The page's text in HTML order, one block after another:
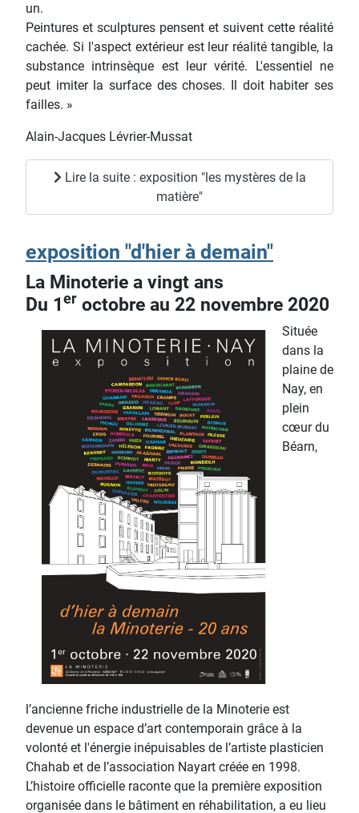
un.
Peintures et sculptures pensent et suivent cette réalité
cachée. Si l'aspect extérieur est leur réalité tangible, la
substance intrinsèque est leur vérité. L'essentiel ne
peut imiter la surface des choses. Il doit habiter ses
failles. »
Alain-Jacques Lévrier-Mussat
Lire la suite : exposition "les mystères de la
matière"
exposition "d'hier à demain"
La Minoterie a vingt ans
Du 1 er octobre au 22 novembre 2020
Située
dans la
plaine de
Nay, en
plein
cœur du
Béarn,
l’ancienne friche industrielle de la Minoterie est
devenue un espace d’art contemporain grâce à la
volonté et l'énergie inépuisables de l’artiste plasticien
Chahab et de l’association Nayart créée en 1998.
L’histoire officielle raconte que la première exposition
organisée dans le bâtiment en réhabilitation, a eu lieu